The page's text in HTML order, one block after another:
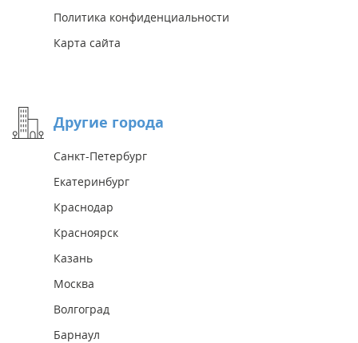
Политика конфиденциальности
Карта сайта
Другие города
Санкт-Петербург
Екатеринбург
Краснодар
Красноярск
Казань
Москва
Волгоград
Барнаул